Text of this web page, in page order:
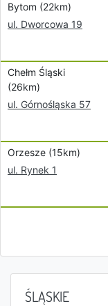
Bytom (22km)
ul. Dworcowa 19
Chełm Śląski
(26km)
ul. Górnośląska 57
Orzesze (15km)
ul. Rynek 1
ŚLĄSKIE